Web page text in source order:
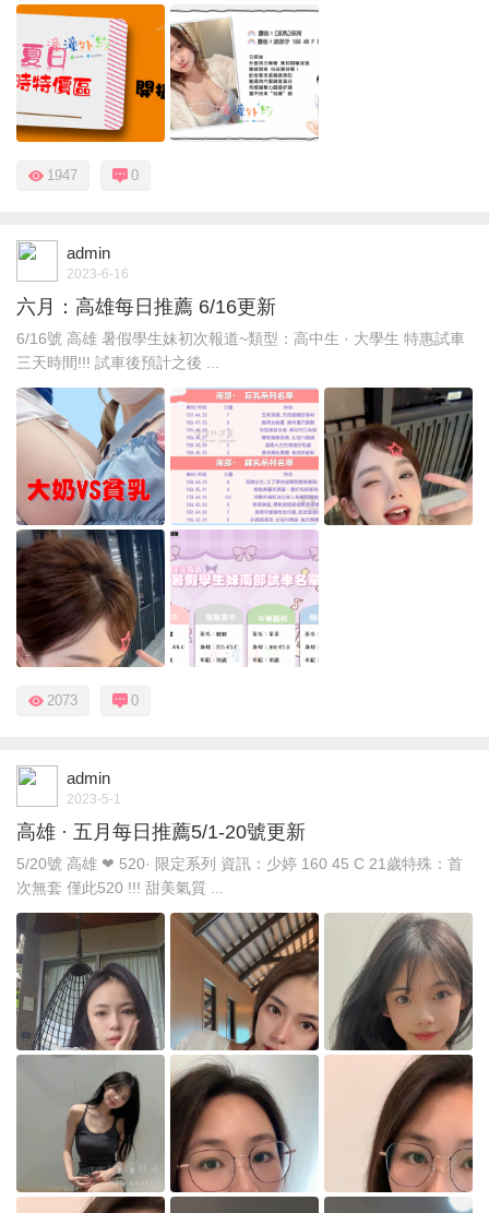
1947 0
admin
2023-6-16
六月：高雄每日推薦 6/16更新
6/16號 高雄 暑假學生妹初次報道~類型：高中生 · 大學生 特惠試車
三天時間!!! 試車後預計之後 ...
2073 0
admin
2023-5-1
高雄 · 五月每日推薦5/1-20號更新
5/20號 高雄 ❤ 520· 限定系列 資訊：少婷 160 45 C 21歲特殊：首
次無套 僅此520 !!! 甜美氣質 ...